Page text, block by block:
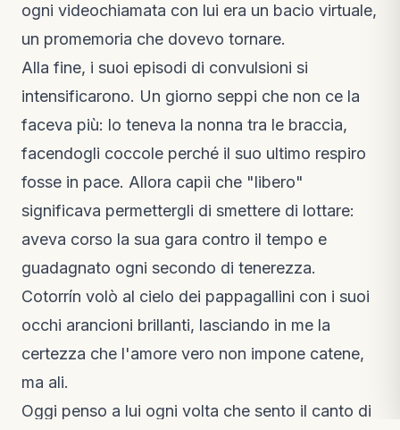
ogni videochiamata con lui era un bacio virtuale,
un promemoria che dovevo tornare.
Alla fine, i suoi episodi di convulsioni si
intensificarono. Un giorno seppi che non ce la
faceva più: lo teneva la nonna tra le braccia,
facendogli coccole perché il suo ultimo respiro
fosse in pace. Allora capii che "libero"
significava permettergli di smettere di lottare:
aveva corso la sua gara contro il tempo e
guadagnato ogni secondo di tenerezza.
Cotorrín volò al cielo dei pappagallini con i suoi
occhi arancioni brillanti, lasciando in me la
certezza che l'amore vero non impone catene,
ma ali.
Oggi penso a lui ogni volta che sento il canto di